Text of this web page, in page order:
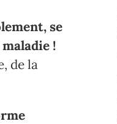
se
!
de la